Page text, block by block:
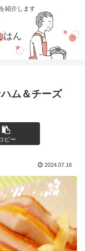
紹介します
はん
ム＆チーズ
ピー
2024.07.16